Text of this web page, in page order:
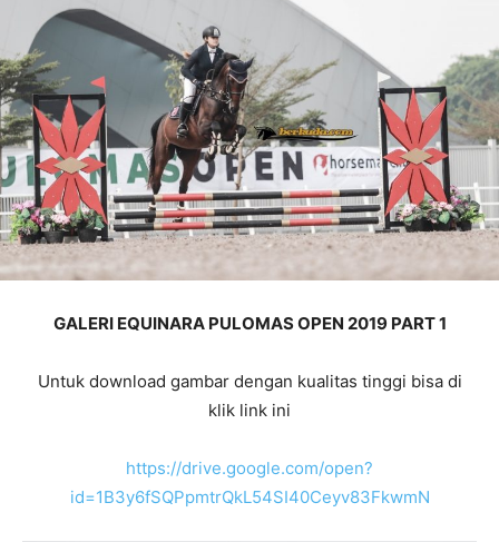
GALERI EQUINARA PULOMAS OPEN 2019 PART 1
Untuk download gambar dengan kualitas tinggi bisa di
klik link ini
https://drive.google.com/open?
id=1B3y6fSQPpmtrQkL54SI40Ceyv83FkwmN